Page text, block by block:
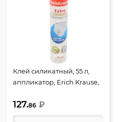
Клей силикатный, 55 л,
аппликатор, Erich Krause,
127.86 ₽